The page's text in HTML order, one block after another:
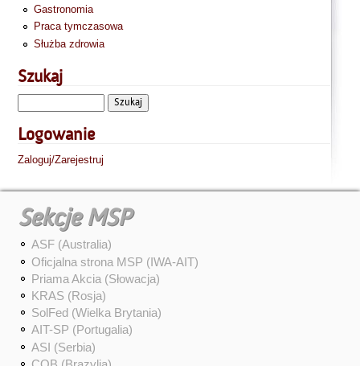
Gastronomia
Praca tymczasowa
Służba zdrowia
Szukaj
Logowanie
Zaloguj/Zarejestruj
Sekcje MSP
ASF (Australia)
Oficjalna strona MSP (IWA-AIT)
Priama Akcia (Słowacja)
KRAS (Rosja)
SolFed (Wielka Brytania)
AIT-SP (Portugalia)
ASI (Serbia)